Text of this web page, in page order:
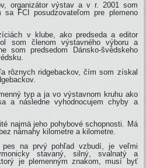
organizátor výstav a v r. 2001 som
FCI posudzovateľom pre plemeno
v klube, ako predseda a editor
som členom výstavného výboru a
som predsedom Dánsko-švédskeho
rôznych ridgebackov, čím som získal
typ a ja vo výstavnom kruhu ako
a následne vyhodnocujem chyby a
najmä jeho pohybové schopnosti. Má
námahy kilometre a kilometre.
na prvý pohľad vzbudí, je veľmi
stavaný, silný, svalnatý a
je plemenným znakom, musí byť